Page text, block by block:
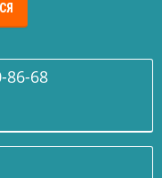
86-68